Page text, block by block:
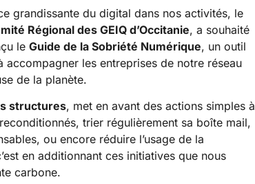
grandissante du digital dans nos activités, le
Régional des GEIQ d’Occitanie, a souhaité
le Guide de la Sobriété Numérique, un outil
les entreprises de notre réseau
de la planète.
structures, met en avant des actions simples à
trier régulièrement sa boîte mail,
ou encore réduire l’usage de la
en additionnant ces initiatives que nous
carbone.